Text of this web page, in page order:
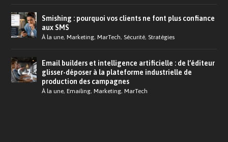
Smishing : pourquoi vos clients ne font plus confiance
aux SMS
À la une,Marketing,MarTech, Sécurité, Stratégies
Email builders et intelligence artificielle : de l’éditeur
glisser-déposer à la plateforme industrielle de
production des campagnes
À la une,Emailing,Marketing,MarTech